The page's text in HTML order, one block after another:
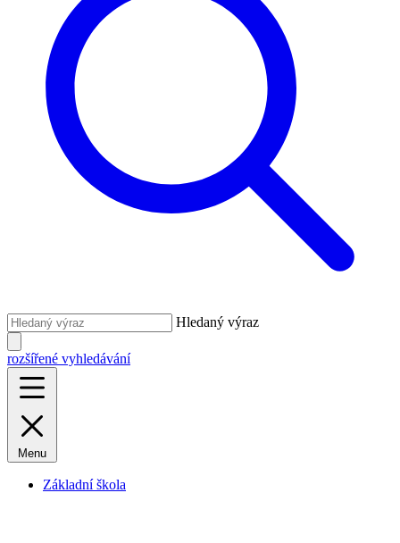
Hledaný výraz
rozšířené vyhledávání
Menu
Základní škola